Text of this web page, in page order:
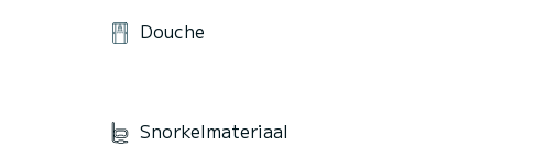
Douche
Snorkelmateriaal